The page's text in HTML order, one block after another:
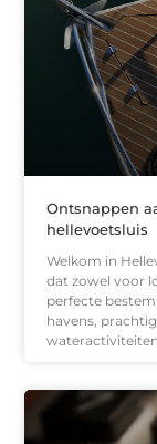
Ontsnappen
hellevoetsluis
Welkom in
dat zowel voor
perfecte
havens,
wateractiviteiten,